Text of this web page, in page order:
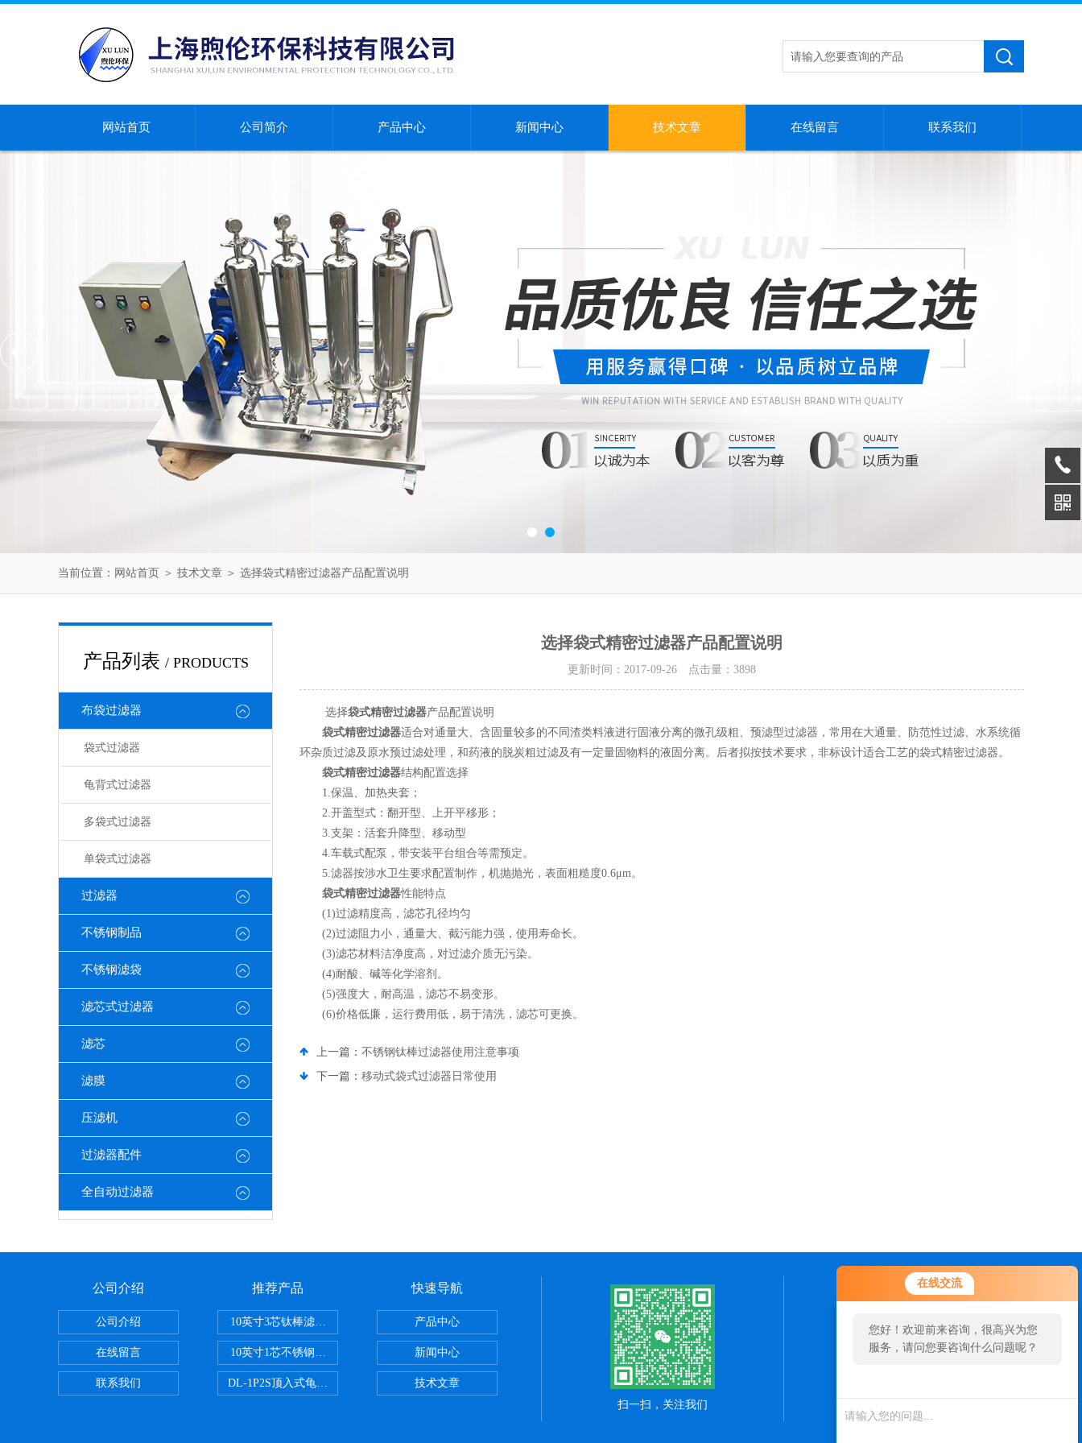
在线交流
您好！欢迎前来咨询，很高兴为您
服务，请问您要咨询什么问题呢？
网站首页 公司简介 产品中心 新闻中心 技术文章 在线留言 联系我们
当前位置： 网站首页 ＞ 技术文章 ＞ 选择袋式精密过滤器产品配置说明
产品列表 / PRODUCTS
布袋过滤器
袋式过滤器
龟背式过滤器
多袋式过滤器
单袋式过滤器
过滤器
不锈钢制品
不锈钢滤袋
滤芯式过滤器
滤芯
滤膜
压滤机
过滤器配件
全自动过滤器
选择袋式精密过滤器产品配置说明
更新时间：2017-09-26 点击量： 3898
选择袋式精密过滤器产品配置说明
袋式精密过滤器适合对通量大、含固量较多的不同渣类料液进行固液分离的微孔级粗、预滤型过滤器，常用在大通量、防范性过滤、水系统循
环杂质过滤及原水预过滤处理，和药液的脱炭粗过滤及有一定量固物料的液固分离。后者拟按技术要求，非标设计适合工艺的袋式精密过滤器。
袋式精密过滤器结构配置选择
1.保温、加热夹套；
2.开盖型式：翻开型、上开平移形；
3.支架：活套升降型、移动型
4.车载式配泵，带安装平台组合等需预定。
5.滤器按涉水卫生要求配置制作，机抛抛光，表面粗糙度0.6μm。
袋式精密过滤器性能特点
(1)过滤精度高，滤芯孔径均匀
(2)过滤阻力小，通量大、截污能力强，使用寿命长。
(3)滤芯材料洁净度高，对过滤介质无污染。
(4)耐酸、碱等化学溶剂。
(5)强度大，耐高温，滤芯不易变形。
(6)价格低廉，运行费用低，易于清洗，滤芯可更换。
上一篇： 不锈钢钛棒过滤器使用注意事项
下一篇： 移动式袋式过滤器日常使用
公司介绍
公司介绍
在线留言
联系我们
推荐产品
10英寸3芯钛棒滤芯过滤器
10英寸1芯不锈钢钛棒过滤器
DL-1P2S顶入式龟背过滤器
快速导航
产品中心
新闻中心
技术文章
扫一扫，关注我们
联系我们
24小时热线：